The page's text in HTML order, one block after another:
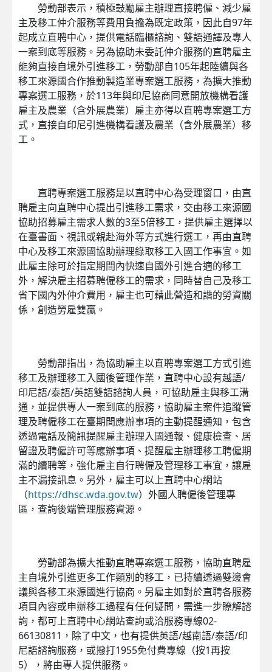
勞動部表示，積極鼓勵雇主辦理直接聘僱、減少雇
主及移工仲介服務等費用負擔為既定政策，因此自97年
起成立直聘中心，提供電話臨櫃諮詢、雙語通譯及專人
一案到底等服務。另為協助未委託仲介服務的直聘雇主
能夠直接自境外引進移工，勞動部自105年起陸續與各
移工來源國合作推動製造業專案選工服務，為擴大推動
專案選工服務，於113年與印尼協商同意開放機構看護
雇主及農業（含外展農業）雇主亦得以直聘專案選工方
式，直接自印尼引進機構看護及農業（含外展農業）移
工。
直聘專案選工服務是以直聘中心為受理窗口，由直
聘雇主向直聘中心提出引進移工需求，交由移工來源國
協助招募雇主需求人數的3至5倍移工，提供雇主選擇以
在臺書面、視訊或親赴海外等方式進行選工，再由直聘
中心及移工來源國協助辦理錄取移工入國工作事宜。如
此雇主除可於指定期間內快速自國外引進合適的移工
外，解決雇主招募聘僱移工的需求，同時替自己及移工
省下國內外仲介費用，雇主也可藉此營造和諧的勞資關
係，創造勞雇雙贏。
勞動部指出，為協助雇主以直聘專案選工方式引進
移工及辦理移工入國後管理作業，直聘中心設有越語/
印尼語/泰語/英語雙語諮詢人員，可協助雇主與移工溝
通，並提供專人一案到底的服務，協助雇主案件追蹤管
理及聘僱移工在臺期間應辦事項的主動提醒通知，包含
透過電話及簡訊提醒雇主辦理入國通報、健康檢查、居
留證及聘僱許可等應辦事項、提醒雇主辦理移工聘僱期
滿的續聘等，強化雇主自行聘僱及管理移工事宜，讓雇
主不漏接訊息。另外，雇主可以上直聘中心網站
（https://dhsc.wda.gov.tw）外國人聘僱後管理專
區，查詢後端管理服務資源。
勞動部為擴大推動直聘專案選工服務，協助直聘雇
主自境外引進更多工作類別的移工，已持續透過雙邊會
議與各移工來源國進行協商。另雇主如對於直聘各服務
項目內容或申辦移工過程有任何疑問，需進一步瞭解諮
詢，都可上直聘中心網站查詢或洽服務專線02-
66130811，除了中文，也有提供英語/越南語/泰語/印
尼語諮詢服務，或撥打1955免付費專線（按1再按
5），將由專人提供服務。